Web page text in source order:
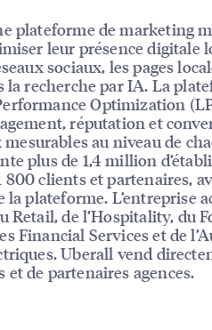
plateforme de marketing
leur présence digitale
sociaux, les pages
recherche par IA. La
Optimization
réputation et
au niveau de
plus de 1,4 million
800 clients et partenaires,
plateforme. L’entreprise
Retail, de l’Hospitality, du
Financial Services et de
Uberall vend
et de partenaires agences.